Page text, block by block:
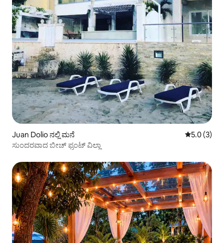
Juan Dolio ನಲ್ಲಿ ಮನೆ 5 ರಲ್ಲಿ 5.0
5.0 (3)
ಸುಂದರವಾದ ಬೀಚ್ ಫ್ರಂಟ್ ವಿಲ್ಲಾ